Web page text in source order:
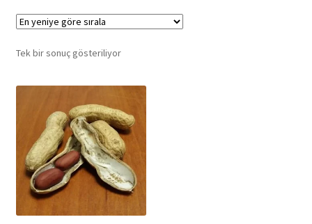
Tek bir sonuç gösteriliyor